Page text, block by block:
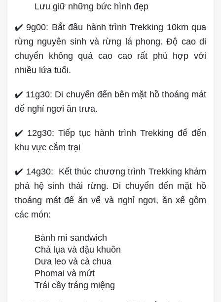
Lưu giữ những bức hình đẹp
✔️ 9g00: Bắt đầu hành trình Trekking 10km qua
rừng nguyên sinh và rừng lá phong. Độ cao di
chuyển không quá cao cao rất phù hợp với
nhiều lứa tuổi.
✔️ 11g30: Di chuyển đến bên mặt hồ thoáng mát
để nghỉ ngơi ăn trưa.
✔️ 12g30: Tiếp tục hành trình Trekking để đến
khu vực cắm trại
✔️ 14g30: Kết thúc chương trình Trekking khám
phá hệ sinh thái rừng. Di chuyển đến mặt hồ
thoáng mát để ăn vế và nghỉ ngơi, ăn xế gồm
các món:
Bánh mì sandwich
Chả lụa và đậu khuôn
Dưa leo và cà chua
Phomai và mứt
Trái cây tráng miệng